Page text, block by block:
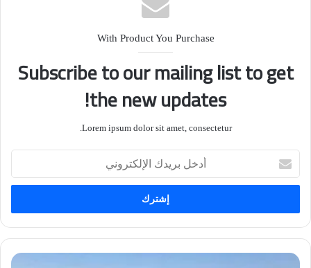
وذكر في السياق ذاته، أن وزارته مستمرة باستقبال الوفود
من جميع دول العالم، الراغبة بالاطلاع على خطوات إنجاز
مشروع ميناء الفاو الكبير والمشاركة فيه، عادا المشروع
مركزا اقتصاديا حديثا وعالميا لمختلف الأنشطة التجارية
With Product You Purchase
Subscribe to our mailing list to get
the new updates!
Lorem ipsum dolor sit amet, consectetur.
بريدك
الإلكتروني